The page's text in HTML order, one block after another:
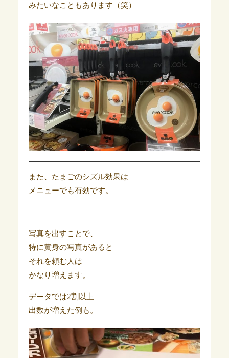
みたいなこともあります（笑）
また、たまごのシズル効果は
メニューでも有効です。
写真を出すことで、
特に黄身の写真があると
それを頼む人は
かなり増えます。
データでは2割以上
出数が増えた例も。